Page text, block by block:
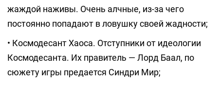
жаждой наживы. Очень алчные, из-за чего
постоянно попадают в ловушку своей жадности;
• Космодесант Хаоса. Отступники от идеологии
Космодесанта. Их правитель — Лорд Баал, по
сюжету игры предается Синдри Мир;